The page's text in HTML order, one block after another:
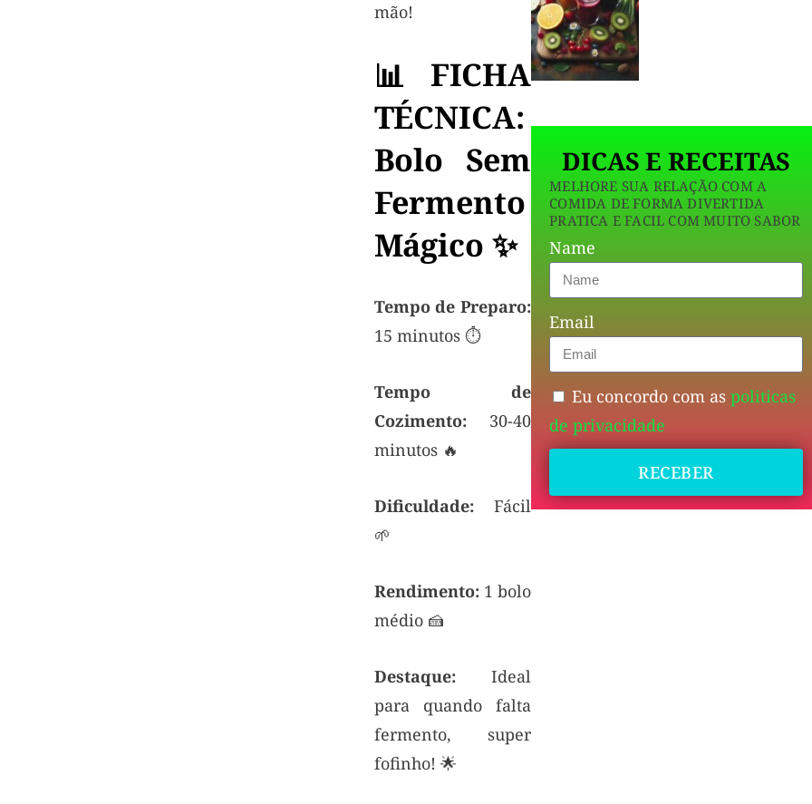
mão!
📊 FICHA
TÉCNICA:
Bolo Sem
Fermento
Mágico ✨
Tempo de Preparo:
15 minutos ⏱️
Tempo de
Cozimento:30-40
minutos 🔥
Dificuldade:Fácil
🌱
Rendimento:1 bolo
médio 🍰
Destaque:Ideal
para quando falta
fermento, super
fofinho! 🌟
DICAS E RECEITAS
MELHORE SUA RELAÇÃO COM A
COMIDA DE FORMA DIVERTIDA
PRATICA E FACIL COM MUITO SABOR
Name
Email
Eu concordo com aspoliticas
de privacidade
RECEBER